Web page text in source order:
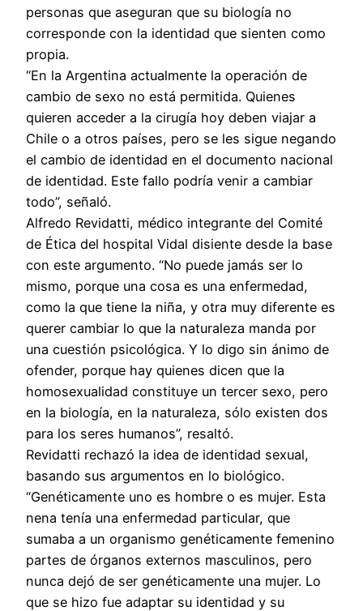
personas que aseguran que su biología no
corresponde con la identidad que sienten como
propia.
“En la Argentina actualmente la operación de
cambio de sexo no está permitida. Quienes
quieren acceder a la cirugía hoy deben viajar a
Chile o a otros países, pero se les sigue negando
el cambio de identidad en el documento nacional
de identidad. Este fallo podría venir a cambiar
todo”, señaló.
Alfredo Revidatti, médico integrante del Comité
de Ética del hospital Vidal disiente desde la base
con este argumento. “No puede jamás ser lo
mismo, porque una cosa es una enfermedad,
como la que tiene la niña, y otra muy diferente es
querer cambiar lo que la naturaleza manda por
una cuestión psicológica. Y lo digo sin ánimo de
ofender, porque hay quienes dicen que la
homosexualidad constituye un tercer sexo, pero
en la biología, en la naturaleza, sólo existen dos
para los seres humanos”, resaltó.
Revidatti rechazó la idea de identidad sexual,
basando sus argumentos en lo biológico.
“Genéticamente uno es hombre o es mujer. Esta
nena tenía una enfermedad particular, que
sumaba a un organismo genéticamente femenino
partes de órganos externos masculinos, pero
nunca dejó de ser genéticamente una mujer. Lo
que se hizo fue adaptar su identidad y su